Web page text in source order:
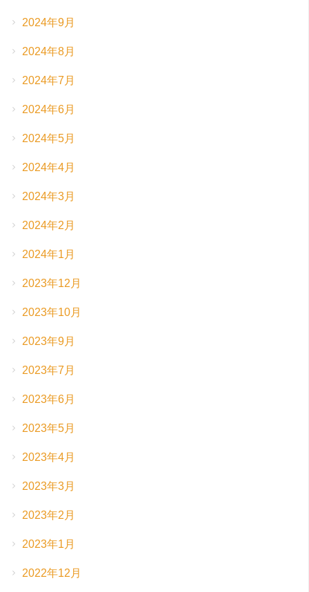
2024年9月
2024年8月
2024年7月
2024年6月
2024年5月
2024年4月
2024年3月
2024年2月
2024年1月
2023年12月
2023年10月
2023年9月
2023年7月
2023年6月
2023年5月
2023年4月
2023年3月
2023年2月
2023年1月
2022年12月